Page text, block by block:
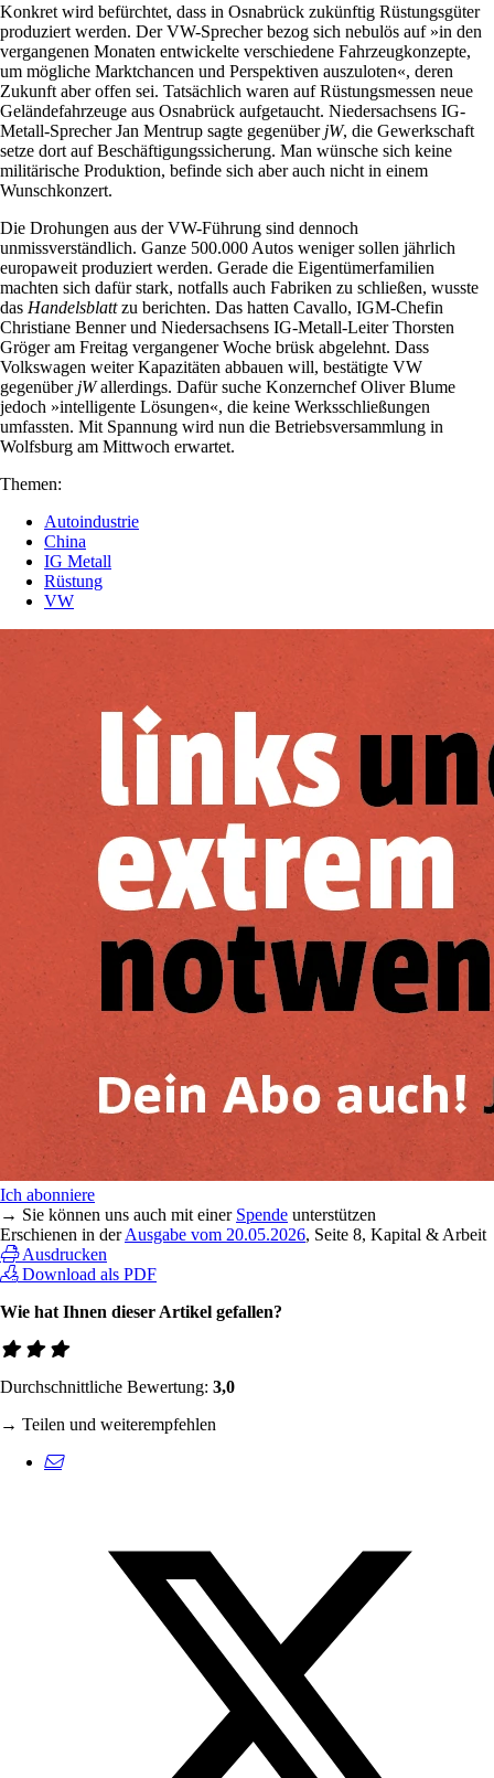
Konkret wird befürchtet, dass in Osnabrück zukünftig Rüstungsgüter
produziert werden. Der VW-Sprecher bezog sich nebulös auf »in den
vergangenen Monaten entwickelte verschiedene Fahrzeugkonzepte,
um mögliche Marktchancen und Perspektiven auszuloten«, deren
Zukunft aber offen sei. Tatsächlich waren auf Rüstungsmessen neue
Geländefahrzeuge aus Osnabrück aufgetaucht. Niedersachsens IG-
Metall-Sprecher Jan Mentrup sagte gegenüber jW, die Gewerkschaft
setze dort auf Beschäftigungssicherung. Man wünsche sich keine
militärische Produktion, befinde sich aber auch nicht in einem
Wunschkonzert.
Die Drohungen aus der VW-Führung sind dennoch
unmissverständlich. Ganze 500.000 Autos weniger sollen jährlich
europaweit produziert werden. Gerade die Eigentümerfamilien
machten sich dafür stark, notfalls auch Fabriken zu schließen, wusste
das Handelsblattzu berichten. Das hatten Cavallo, IGM-Chefin
Christiane Benner und Niedersachsens IG-Metall-Leiter Thorsten
Gröger am Freitag vergangener Woche brüsk abgelehnt. Dass
Volkswagen weiter Kapazitäten abbauen will, bestätigte VW
gegenüber jWallerdings. Dafür suche Konzernchef Oliver Blume
jedoch »intelligente Lösungen«, die keine Werksschließungen
umfassten. Mit Spannung wird nun die Betriebsversammlung in
Wolfsburg am Mittwoch erwartet.
Themen:
Autoindustrie
China
IG Metall
Rüstung
VW
Ich abonniere
→ Sie können uns auch mit einer Spende unterstützen
Erschienen in derAusgabe vom 20.05.2026, Seite 8, Kapital & Arbeit
Ausdrucken
Download als PDF
Wie hat Ihnen dieser Artikel gefallen?
Durchschnittliche Bewertung: 3,0
→ Teilen und weiterempfehlen